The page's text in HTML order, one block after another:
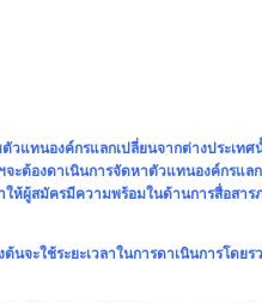
แทนองค์กรแลกเปลี่ยนจากต่างประเทศ
จะต้องดาเนินการจัดหาตัวแทนองค์กรแล
ให้ผู้สมัครมีความพร้อมในด้านการสื่อสา
จะใช้ระยะเวลาในการดาเนินการโดย